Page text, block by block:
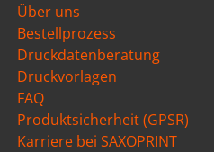
Über uns
Bestellprozess
Druckdatenberatung
Druckvorlagen
FAQ
Produktsicherheit (GPSR)
Karriere bei SAXOPRINT